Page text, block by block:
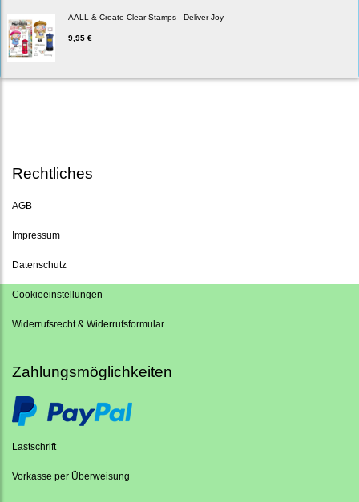
AALL & Create Clear Stamps - Deliver Joy
9,95 €
Rechtliches
AGB
Impressum
Datenschutz
Cookieeinstellungen
Widerrufsrecht & Widerrufsformular
Zahlungsmöglichkeiten
Lastschrift
Vorkasse per Überweisung